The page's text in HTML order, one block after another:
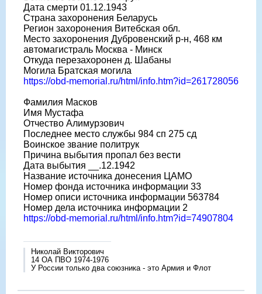
Дата смерти 01.12.1943
Страна захоронения Беларусь
Регион захоронения Витебская обл.
Место захоронения Дубровенский р-н, 468 км
автомагистраль Москва - Минск
Откуда перезахоронен д. Шабаны
Могила Братская могила
https://obd-memorial.ru/html/info.htm?id=261728056
Фамилия Масков
Имя Мустафа
Отчество Алимурзович
Последнее место службы 984 сп 275 сд
Воинское звание политрук
Причина выбытия пропал без вести
Дата выбытия __.12.1942
Название источника донесения ЦАМО
Номер фонда источника информации 33
Номер описи источника информации 563784
Номер дела источника информации 2
https://obd-memorial.ru/html/info.htm?id=74907804
Николай Викторович
14 ОА ПВО 1974-1976
У России только два союзника - это Армия и Флот